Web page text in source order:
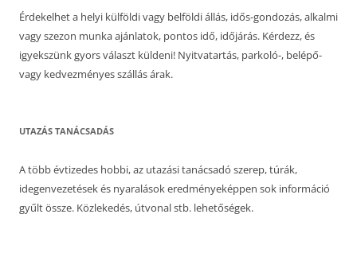
Érdekelhet a helyi külföldi vagy belföldi állás, idős-gondozás, alkalmi
vagy szezon munka ajánlatok, pontos idő, időjárás. Kérdezz, és
igyekszünk gyors választ küldeni! Nyitvatartás, parkoló-, belépő-
vagy kedvezményes szállás árak.
UTAZÁS TANÁCSADÁS
A több évtizedes hobbi, az utazási tanácsadó szerep, túrák,
idegenvezetések és nyaralások eredményeképpen sok információ
gyűlt össze. Közlekedés, útvonal stb. lehetőségek.